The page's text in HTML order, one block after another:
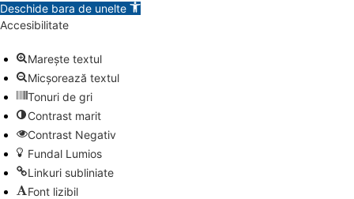
Deschide bara de unelte
Accesibilitate
Marește textul
Micșorează textul
Tonuri de gri
Contrast marit
Contrast Negativ
Fundal Lumios
Linkuri subliniate
Font lizibil